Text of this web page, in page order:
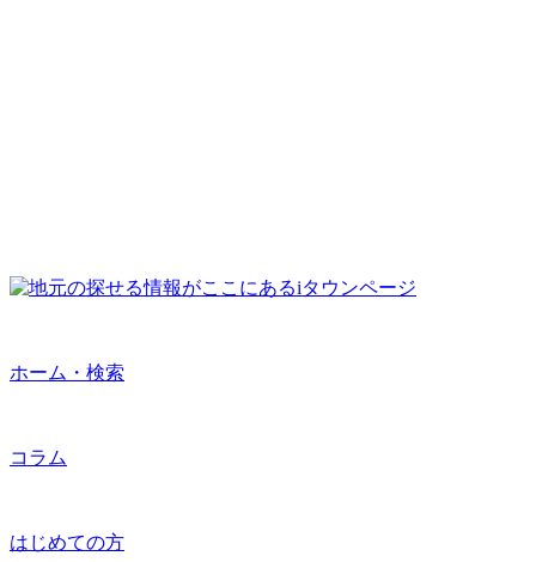
ホーム・検索
コラム
はじめての方